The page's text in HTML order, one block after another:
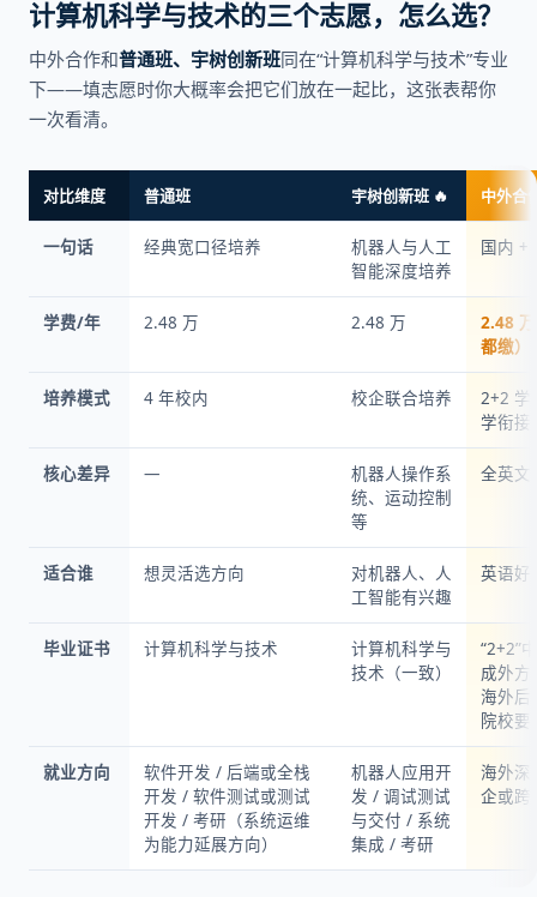
计算机科学与技术的三个志愿，怎么选？
中外合作和普通班、宇树创新班同在“计算机科学与技术”专业
下——填志愿时你大概率会把它们放在一起比，这张表帮你
一次看清。
对比维度 普通班 宇树创新班 🔥 中外合
一句话 经典宽口径培养
机器人与人工
智能深度培养
国内 +
学费/年 2.48 万 2.48 万
2.48
都缴）
培养模式 4 年校内 校企联合培养
2+2 学
学衔接
核心差异 —
机器人操作系
统、运动控制
等
全英文
适合谁 想灵活选方向
对机器人、人
工智能有兴趣
英语好
毕业证书 计算机科学与技术
计算机科学与
技术（一致）
“2+2”
成外方
海外后
院校要
就业方向
软件开发 / 后端或全栈
开发 / 软件测试或测试
开发 / 考研（系统运维
为能力延展方向）
机器人应用开
发 / 调试测试
与交付 / 系统
集成 / 考研
海外深
企或跨